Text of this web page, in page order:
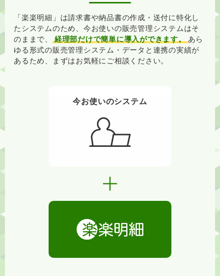
「楽楽明細」は請求書や納品書の作成・送付に特化し
たシステムのため、 今お使いの販売管理システムはそ
のままで、
経理部だけで簡単に導入ができます。
あら
ゆる形式の販売管理システム・データと連携の実績が
あるため、まずはお気軽にご相談ください。
今お使いのシステム